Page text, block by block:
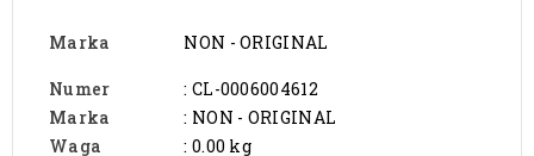
Marka NON - ORIGINAL
Numer
: CL-0006004612
Marka
: NON - ORIGINAL
Waga
: 0.00 kg